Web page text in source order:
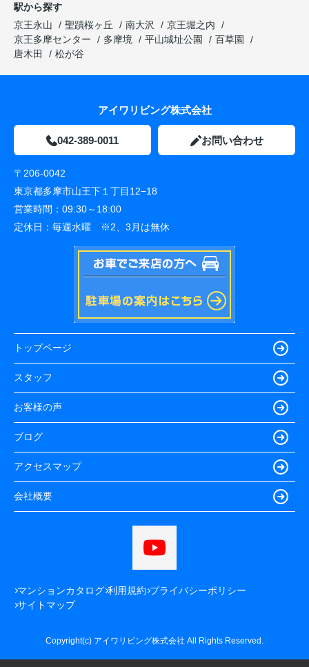
駅から探す
京王永山
聖蹟桜ヶ丘 南大沢
京王堀之内
京王多摩センター
多摩境 平山城址公園
百草園
唐木田
松が谷
アイワリビング株式会社
042-389-0011 お問い合わせ
〒206-0042
東京都多摩市山王下１丁目12−18
営業時間： 09:30～18:00
定休日： 毎週水曜 ※2、3月は無休
トップページ
スタッフ
お客様の声
ブログ
アクセスマップ
会社概要
マンションカタログ 利用規約 プライバシーポリシー
サイトマップ
Copyright(c) アイワリビング株式会社 All Rights Reserved.